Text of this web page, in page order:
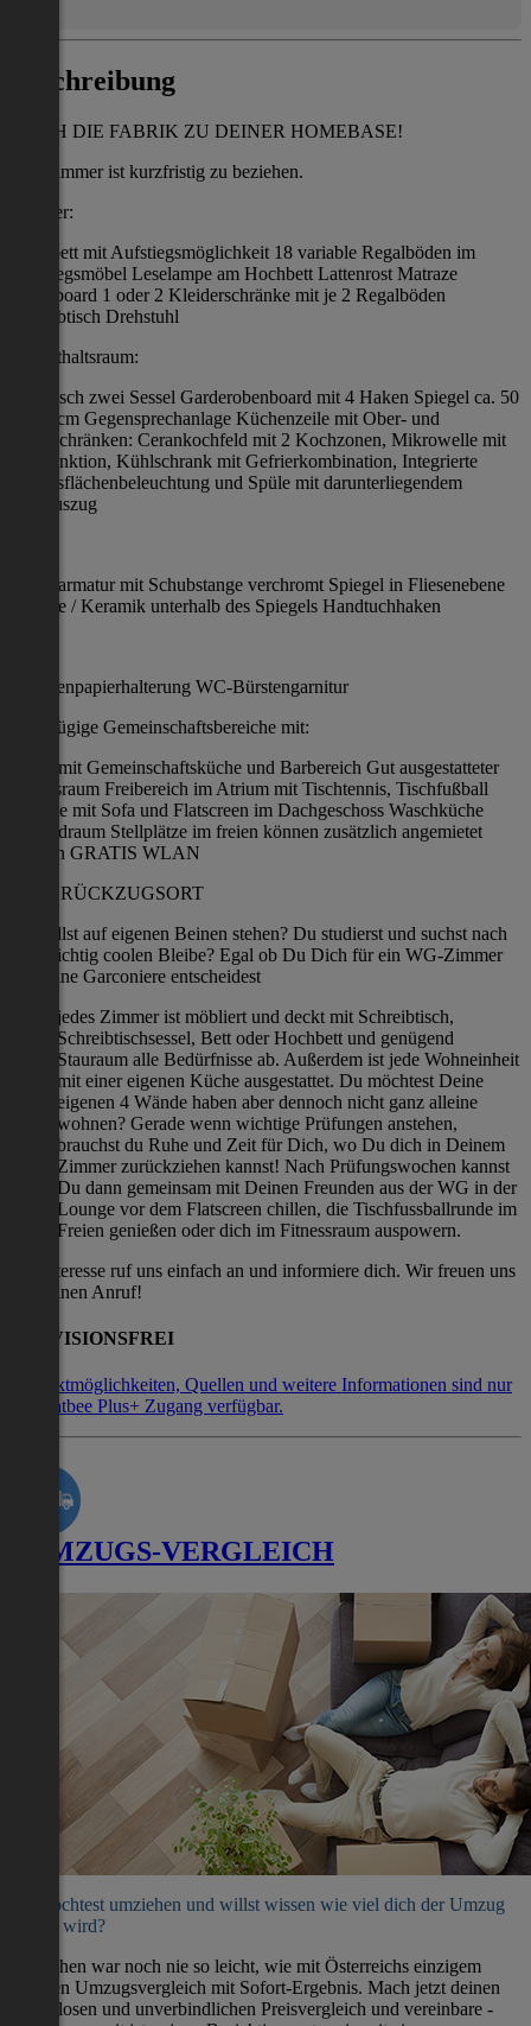
Beschreibung
MACH DIE FABRIK ZU DEINER HOMEBASE!
Das Zimmer ist kurzfristig zu beziehen.
Zimmer:
Hochbett mit Aufstiegsmöglichkeit 18 variable Regalböden im
Aufstiegsmöbel Leselampe am Hochbett Lattenrost Matraze
Nachtboard 1 oder 2 Kleiderschränke mit je 2 Regalböden
Schreibtisch Drehstuhl
Aufenthaltsraum:
1 Esstisch zwei Sessel Garderobenboard mit 4 Haken Spiegel ca. 50
x 155 cm Gegensprechanlage Küchenzeile mit Ober- und
Unterschränken: Cerankochfeld mit 2 Kochzonen, Mikrowelle mit
Grillfunktion, Kühlschrank mit Gefrierkombination, Integrierte
Arbeitsflächenbeleuchtung und Spüle mit darunterliegendem
Müllauszug
Duscharmatur mit Schubstange verchromt Spiegel in Fliesenebene
Etagere / Keramik unterhalb des Spiegels Handtuchhaken
Toilettenpapierhalterung WC-Bürstengarnitur
Großzügige Gemeinschaftsbereiche mit:
Foyer mit Gemeinschaftsküche und Barbereich Gut ausgestatteter
Fitnessraum Freibereich im Atrium mit Tischtennis, Tischfußball
Lounge mit Sofa und Flatscreen im Dachgeschoss Waschküche
Fahrradraum Stellplätze im freien können zusätzlich angemietet
werden GRATIS WLAN
DEIN RÜCKZUGSORT
Du willst auf eigenen Beinen stehen? Du studierst und suchst nach
einer richtig coolen Bleibe? Egal ob Du Dich für ein WG-Zimmer
oder eine Garconiere entscheidest
jedes Zimmer ist möbliert und deckt mit Schreibtisch,
Schreibtischsessel, Bett oder Hochbett und genügend
Stauraum alle Bedürfnisse ab. Außerdem ist jede Wohneinheit
mit einer eigenen Küche ausgestattet. Du möchtest Deine
eigenen 4 Wände haben aber dennoch nicht ganz alleine
wohnen? Gerade wenn wichtige Prüfungen anstehen,
brauchst du Ruhe und Zeit für Dich, wo Du dich in Deinem
Zimmer zurückziehen kannst! Nach Prüfungswochen kannst
Du dann gemeinsam mit Deinen Freunden aus der WG in der
Lounge vor dem Flatscreen chillen, die Tischfussballrunde im
Freien genießen oder dich im Fitnessraum auspowern.
Bei Interesse ruf uns einfach an und informiere dich. Wir freuen uns
auf deinen Anruf!
PROVISIONSFREI
Kontaktmöglichkeiten, Quellen und weitere Informationen sind nur
mit Flatbee Plus+ Zugang verfügbar.
UMZUGS-VERGLEICH
Du möchtest umziehen und willst wissen wie viel dich der Umzug
kosten wird?
Umziehen war noch nie so leicht, wie mit Österreichs einzigem
direkten Umzugsvergleich mit Sofort-Ergebnis. Mach jetzt deinen
kostenlosen und unverbindlichen Preisvergleich und vereinbare -